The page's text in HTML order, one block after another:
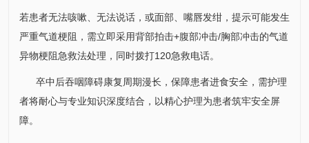
若患者无法咳嗽、无法说话，或面部、嘴唇发绀，提示可能发生
严重气道梗阻，需立即采用背部拍击+腹部冲击/胸部冲击的气道
异物梗阻急救法处理，同时拨打120急救电话。
卒中后吞咽障碍康复周期漫长，保障患者进食安全，需护理
者将耐心与专业知识深度结合，以精心护理为患者筑牢安全屏
障。